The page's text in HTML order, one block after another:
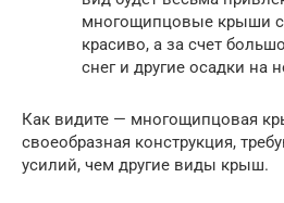
многощипцовые крыши
красиво, а за счет
снег и другие осадки на
Как видите — многощипцовая
своеобразная конструкция,
усилий, чем другие виды крыш.